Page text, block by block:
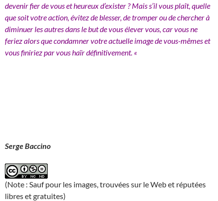
devenir fier de vous et heureux d’exister ? Mais s’il vous plaît, quelle
que soit votre action, évitez de blesser, de tromper ou de chercher à
diminuer les autres dans le but de vous élever vous, car vous ne
feriez alors que condamner votre actuelle image de vous-mêmes et
vous finiriez par vous haïr définitivement. «
Serge Baccino
(Note : Sauf pour les images, trouvées sur le Web et réputées
libres et gratuites)